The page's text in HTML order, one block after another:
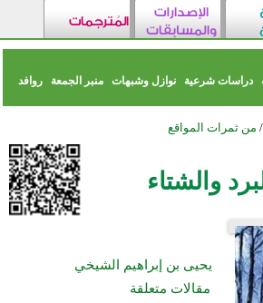
دراسات شرعية نوازل وشبهات منبر الجمعة
روافد
/ من ثمرات المواقع
والشتاء
يحيى بن إبراهيم الشيخي
مقالات متعلقة